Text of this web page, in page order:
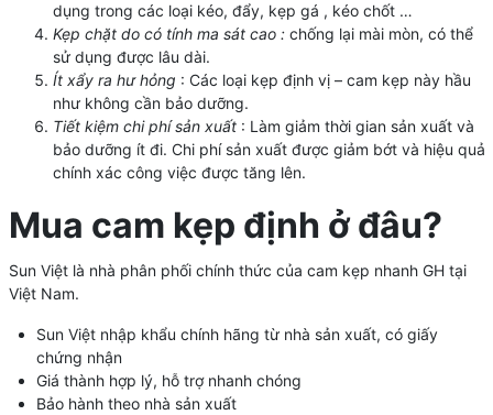
dụng trong các loại kéo, đẩy, kẹp gá , kéo chốt …
Kẹp chặt do có tính ma sát cao :chống lại mài mòn, có thể
sử dụng được lâu dài.
Ít xẩy ra hư hỏng : Các loại kẹp định vị – cam kẹp này hầu
như không cần bảo dưỡng.
Tiết kiệm chi phí sản xuất: Làm giảm thời gian sản xuất và
bảo dưỡng ít đi. Chi phí sản xuất được giảm bớt và hiệu quả
chính xác công việc được tăng lên.
Mua cam kẹp định ở đâu?
Sun Việt là nhà phân phối chính thức của cam kẹp nhanh GH tại
Việt Nam.
Sun Việt nhập khẩu chính hãng từ nhà sản xuất, có giấy
chứng nhận
Giá thành hợp lý, hỗ trợ nhanh chóng
Bảo hành theo nhà sản xuất